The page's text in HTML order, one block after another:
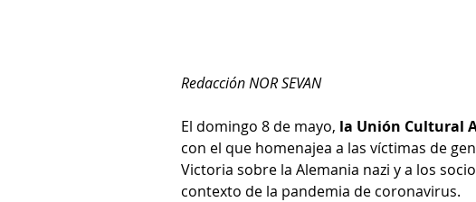
Redacción NOR SEVAN
El domingo 8 de mayo, la Unión Cultural
con el que homenajea a las víctimas de
Victoria sobre la Alemania nazi y a los
contexto de la pandemia de coronavirus.